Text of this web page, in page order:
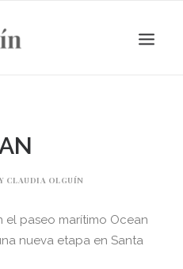
CLAUDIA OLGUÍN
el paseo marítimo Ocean
nueva etapa en Santa